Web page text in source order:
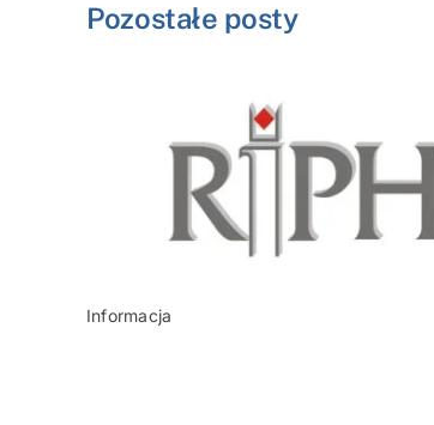
Pozostałe posty
Informacja